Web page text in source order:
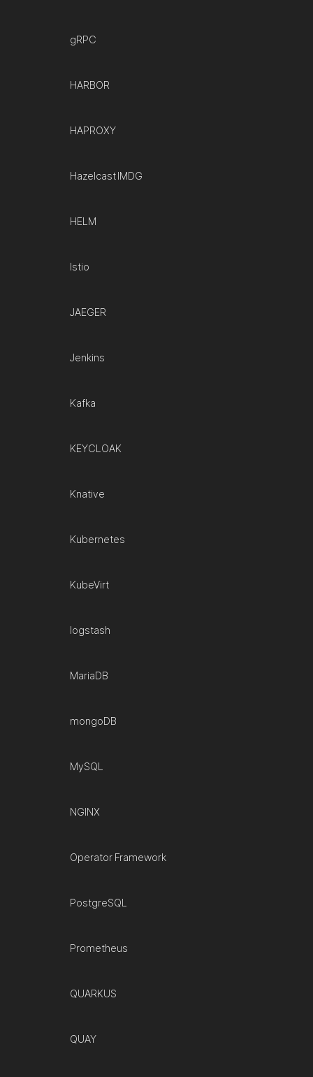
gRPC
HARBOR
HAPROXY
Hazelcast IMDG
HELM
Istio
JAEGER
Jenkins
Kafka
KEYCLOAK
Knative
Kubernetes
KubeVirt
logstash
MariaDB
mongoDB
MySQL
NGINX
Operator Framework
PostgreSQL
Prometheus
QUARKUS
QUAY